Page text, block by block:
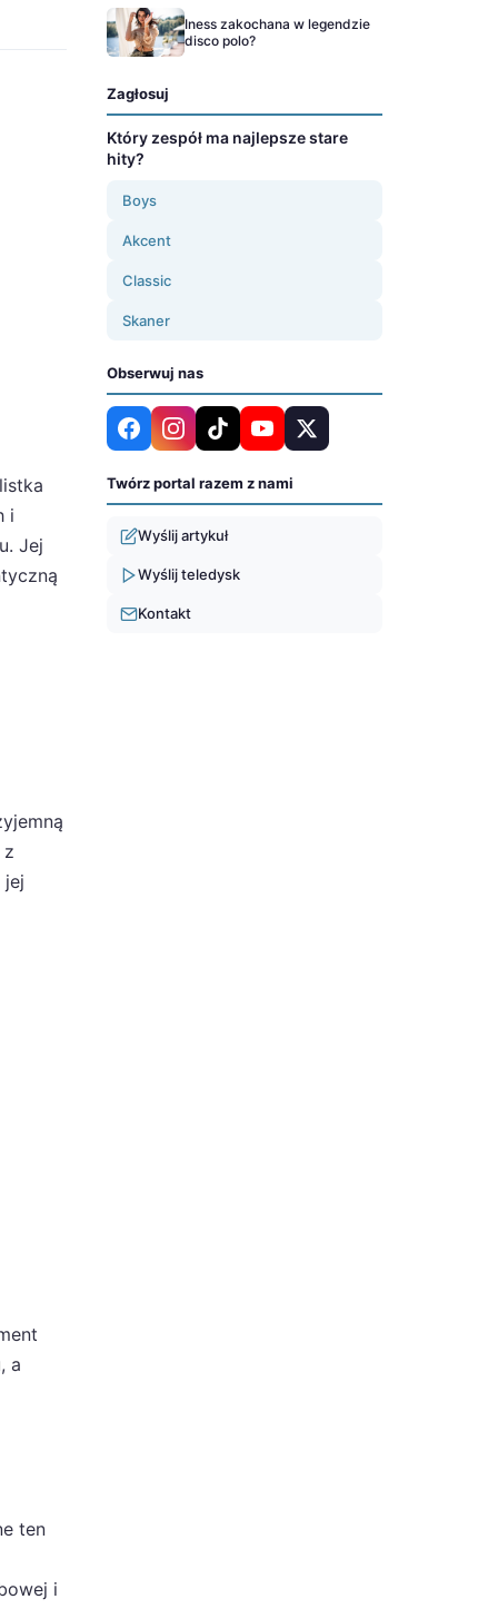
i
Jej
z
jej
a
ten
i
Iness zakochana w legendzie
disco polo?
Zagłosuj
Który zespół ma najlepsze stare
hity?
Boys
Akcent
Classic
Skaner
Obserwuj nas
Twórz portal razem z nami
Wyślij artykuł
Wyślij teledysk
Kontakt